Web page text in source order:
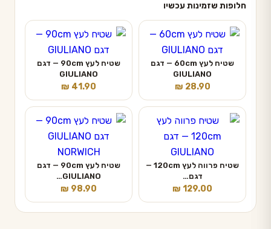
חלופות שזמינות עכשיו
שטיח לעץ 60cm — דגם
GIULIANO
₪ 28.90
שטיח לעץ 90cm — דגם
GIULIANO
₪ 41.90
שטיח פרווה לעץ 120cm —
דגם…
₪ 129.00
שטיח לעץ 90cm — דגם
GIULIANO…
₪ 98.90